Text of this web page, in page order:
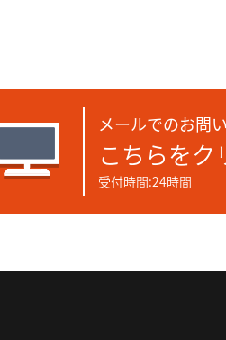
メールでのお問
こちらをク
受付時間:24時間